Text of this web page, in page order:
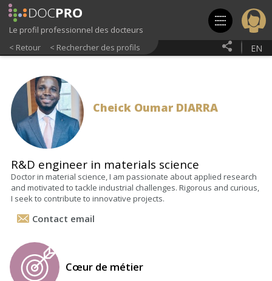
Aller
au
contenu
principal
Le profil professionnel des docteurs
EN
< Retour < Rechercher des profils
Cheick Oumar DIARRA
R&D engineer in materials science
Doctor in material science, I am passionate about applied research
and motivated to tackle industrial challenges. Rigorous and curious,
I seek to contribute to innovative projects.
Contact email
Cœur de métier